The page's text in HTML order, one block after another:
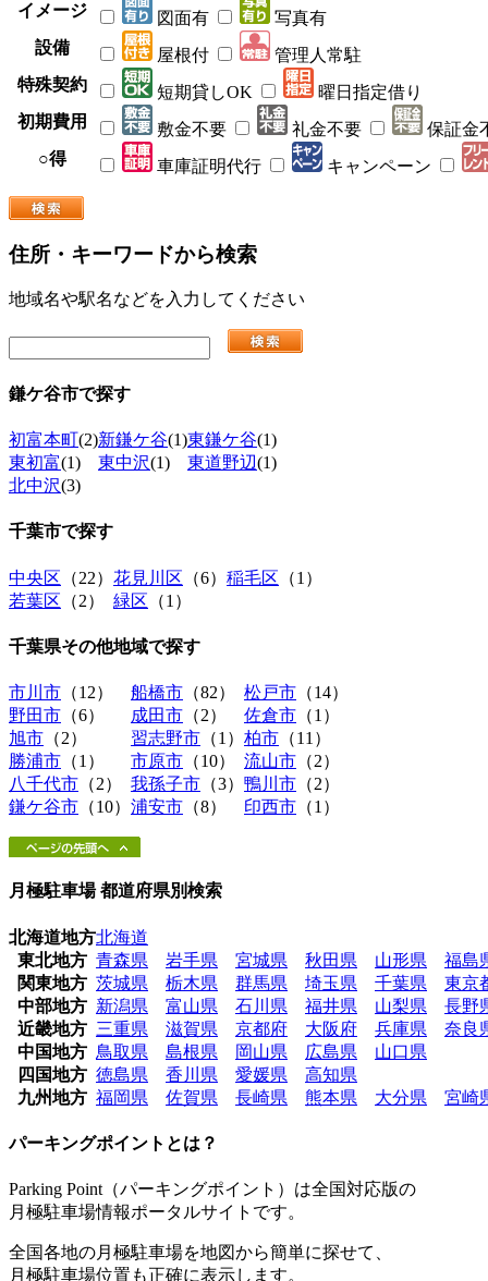
イメージ
図面有
写真有
設備
屋根付
管理人常駐
特殊契約
短期貸しOK
曜日指定借り
初期費用
敷金不要 礼金不要 保証金
○得
車庫証明代行 キャンペーン
住所・キーワードから検索
地域名や駅名などを入力してください
鎌ケ谷市で探す
初富本町(2)新鎌ケ谷(1)東鎌ケ谷(1)
東初富(1) 東中沢(1) 東道野辺(1)
北中沢(3)
千葉市で探す
中央区 （22） 花見川区 （6） 稲毛区 （1）
若葉区 （2） 緑区 （1）
千葉県その他地域で探す
市川市 （12） 船橋市 （82） 松戸市 （14）
野田市 （6） 成田市 （2） 佐倉市 （1）
旭市 （2） 習志野市 （1） 柏市 （11）
勝浦市 （1） 市原市 （10） 流山市 （2）
八千代市 （2） 我孫子市 （3） 鴨川市 （2）
鎌ケ谷市 （10） 浦安市 （8） 印西市 （1）
月極駐車場 都道府県別検索
北海道地方北海道
東北地方 青森県 岩手県 宮城県 秋田県 山形県
福島
関東地方 茨城県 栃木県 群馬県 埼玉県 千葉県 東京
中部地方 新潟県 富山県 石川県 福井県 山梨県 長野
近畿地方 三重県 滋賀県 京都府 大阪府 兵庫県 奈良
中国地方 鳥取県 島根県 岡山県 広島県
山口県
四国地方 徳島県 香川県 愛媛県
高知県
九州地方 福岡県 佐賀県 長崎県 熊本県 大分県 宮崎
パーキングポイントとは？
Parking Point（パーキングポイント）は全国対応版の
月極駐車場情報ポータルサイトです。
全国各地の月極駐車場を地図から簡単に探せて、
月極駐車場位置も正確に表示します。